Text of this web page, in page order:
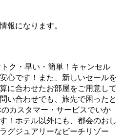
報になります。
ク・早い・簡単！キャンセル
心です！また、新しいセールを
に合わせたお部屋をご用意して
い合わせでも、旅先で困ったと
カスタマー・サービスでいか
！ホテル以外にも、都会のおし
グジュアリーなビーチリゾー